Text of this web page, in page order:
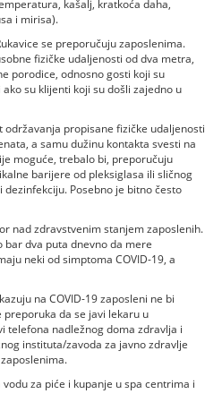
kašalj, kratkoća daha,
i mirisa).
se preporučuju zaposlenima.
fizičke udaljenosti od dva metra,
porodice, odnosno gosti koji su
su klijenti koji su došli zajedno u
održavanja propisane fizičke udaljenosti
a samu dužinu kontakta svesti na
moguće, trebalo bi, preporučuju
barijere od pleksiglasa ili sličnog
Posebno je bitno često
nad zdravstvenim stanjem zaposlenih.
dva puta dnevno da mere
neki od simptoma COVID-19, a
na COVID-19 zaposleni ne bi
da se javi lekaru u
telefona nadležnog doma zdravlja i
instituta/zavoda za javno zdravlje
za piće i kupanje u spa centrima i